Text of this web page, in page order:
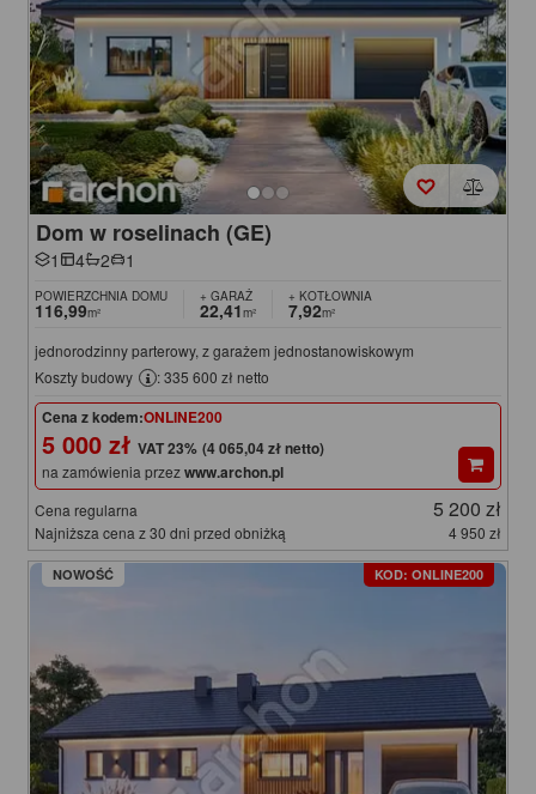
Dom w roselinach (GE)
1 4 2 1
POWIERZCHNIA DOMU
116,99m²
+ GARAŻ
22,41m²
+ KOTŁOWNIA
7,92m²
jednorodzinny parterowy, z garażem jednostanowiskowym
Koszty budowy
: 335 600 zł netto
Cena z kodem:ONLINE200
5 000 zł (4 065,04 zł netto)
na zamówienia przezwww.archon.pl
Cena regularna 5 200 zł
Najniższa cena z 30 dni przed obniżką 4 950 zł
NOWOŚĆ KOD: ONLINE200